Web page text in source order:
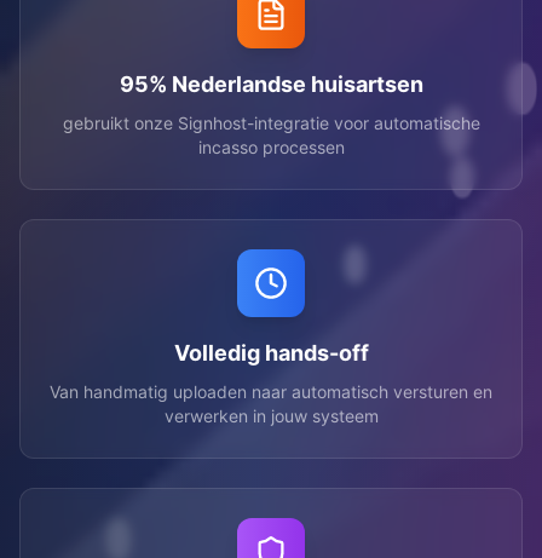
95% Nederlandse huisartsen
gebruikt onze Signhost-integratie voor automatische
incasso processen
Volledig hands-off
Van handmatig uploaden naar automatisch versturen en
verwerken in jouw systeem